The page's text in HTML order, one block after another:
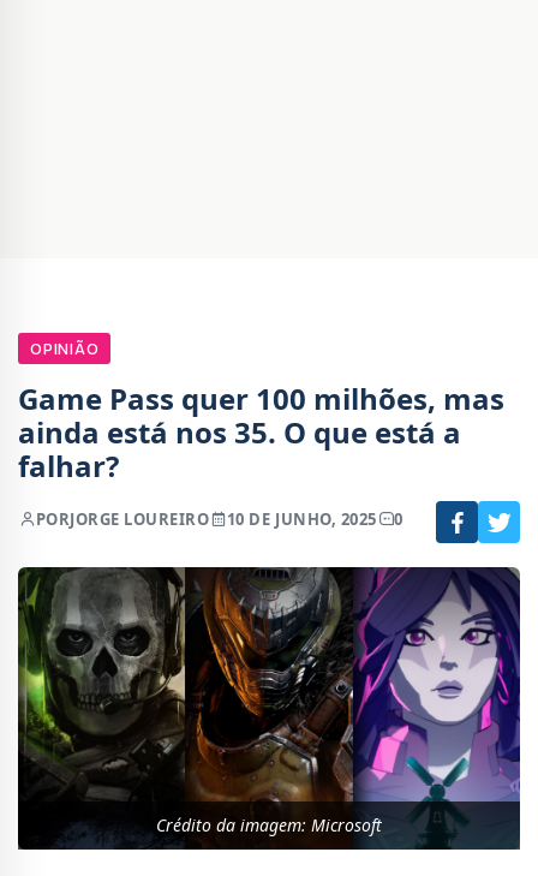
OPINIÃO
Game Pass quer 100 milhões, mas
ainda está nos 35. O que está a
falhar?
PORJORGE LOUREIRO 10 DE JUNHO, 2025 0
Crédito da imagem: Microsoft